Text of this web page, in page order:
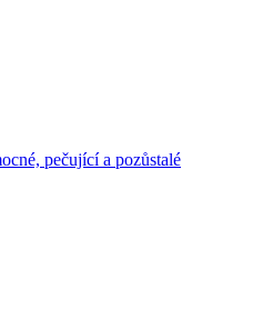
pečující a pozůstalé